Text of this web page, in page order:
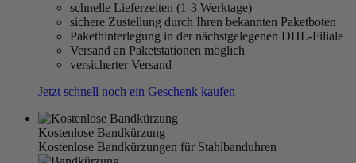
schnelle Lieferzeiten (1-3 Werktage)
sichere Zustellung durch Ihren bekannten Paketboten
Pakethinterlegung in der nächstgelegenen DHL-Filiale
Versand an Paketstationen möglich
versicherter Versand
Jetzt schnell noch ein Geschenk kaufen
Kostenlose Bandkürzung
Kostenlose Bandkürzungen für Stahlbanduhren